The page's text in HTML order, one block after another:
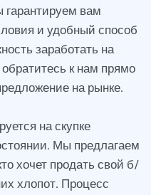
гарантируем вам
и удобный способ
заработать на
к нам прямо
на рынке.
на скупке
Мы предлагаем
хочет продать свой б/
хлопот. Процесс